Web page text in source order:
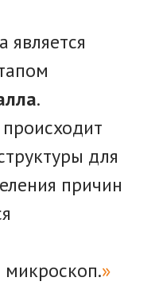
является
.
для
причин
микроскоп.